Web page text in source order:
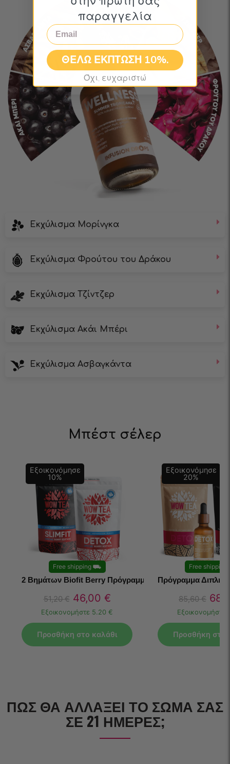
Εκχύλισμα Μορίνγκα
Εκχύλισμα Φρούτου του Δράκου
Εκχύλισμα Τζίντζερ
Εκχύλισμα Ακάι Μπέρι
Εκχύλισμα Ασβαγκάντα
Μπέστ σέλερ
Εξοικονόμησε
10%
Free shipping⛟
2 Βημάτων Biofit Berry Πρόγραμμα
51,20€ 46,00 €
Εξοικονομήστε 5.20 €
Προσθήκη στο καλάθι
Εξοικονόμησε
20%
Free shipping
Πρόγραμμα
85,60€
Εξοικονομήστε
Προσθήκη στο
ΠΏΣ ΘΑ ΑΛΛΆΞΕΙ ΤΟ ΣΏΜΑ ΣΑΣ
ΣΕ 21 ΗΜΈΡΕΣ;
παραγγελία
Email
ΘΕΛΩ ΕΚΠΤΩΣΗ 10%.
Όχι, ευχαριστώ